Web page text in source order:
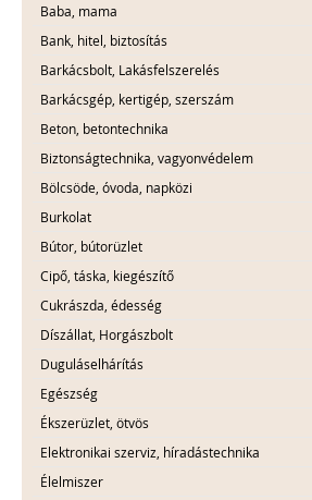
Baba, mama
Bank, hitel, biztosítás
Barkácsbolt, Lakásfelszerelés
Barkácsgép, kertigép, szerszám
Beton, betontechnika
Biztonságtechnika, vagyonvédelem
Bölcsöde, óvoda, napközi
Burkolat
Bútor, bútorüzlet
Cipő, táska, kiegészítő
Cukrászda, édesség
Díszállat, Horgászbolt
Duguláselhárítás
Egészség
Ékszerüzlet, ötvös
Elektronikai szerviz, híradástechnika
Élelmiszer